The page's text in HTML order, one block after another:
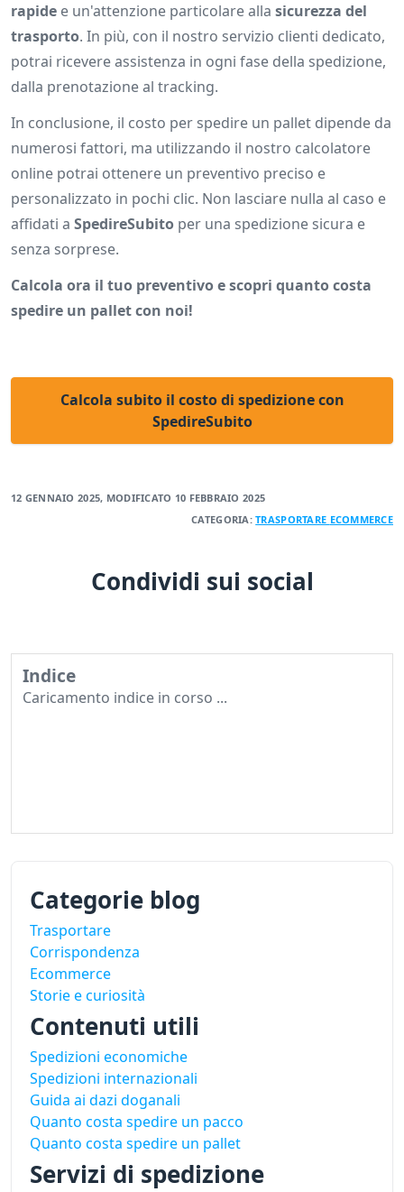
rapide e un'attenzione particolare alla sicurezza del
trasporto. In più, con il nostro servizio clienti dedicato,
potrai ricevere assistenza in ogni fase della spedizione,
dalla prenotazione al tracking.
In conclusione, il costo per spedire un pallet dipende da
numerosi fattori, ma utilizzando il nostro calcolatore
online potrai ottenere un preventivo preciso e
personalizzato in pochi clic. Non lasciare nulla al caso e
affidati a SpedireSubito per una spedizione sicura e
senza sorprese.
Calcola ora il tuo preventivo e scopri quanto costa
spedire un pallet con noi!
Calcola subito il costo di spedizione con
SpedireSubito
12 GENNAIO 2025, MODIFICATO 10 FEBBRAIO 2025
CATEGORIA:TRASPORTARE ECOMMERCE
Condividi sui social
Indice
Caricamento indice in corso ...
Categorie blog
Trasportare
Corrispondenza
Ecommerce
Storie e curiosità
Contenuti utili
Spedizioni economiche
Spedizioni internazionali
Guida ai dazi doganali
Quanto costa spedire un pacco
Quanto costa spedire un pallet
Servizi di spedizione